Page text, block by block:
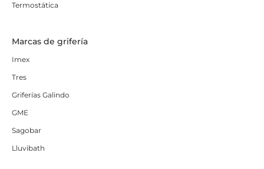
Termostática
Marcas de grifería
Imex
Tres
Griferías Galindo
GME
Sagobar
Lluvibath